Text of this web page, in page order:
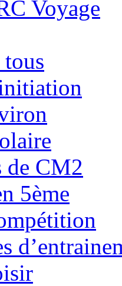
Voyage
de CM2
5ème